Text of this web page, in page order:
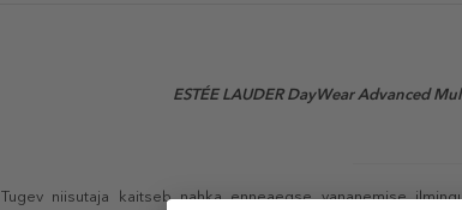
ESTÉE LAUDER DayWear Advanced
Tugev niisutaja kaitseb nahka enneaegse vananemise